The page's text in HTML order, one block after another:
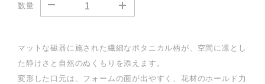
数量
マットな磁器に施された繊細なボタニカル柄が、空間に凛とし
た静けさと自然のぬくもりを添えます。
変形した口元は、フォームの面が出やすく、花材のホールド力